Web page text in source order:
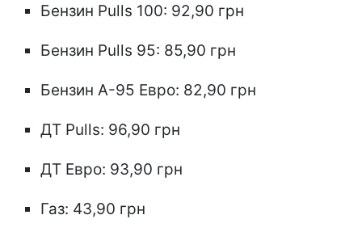
Бензин Pulls 100: 92,90 грн
Бензин Pulls 95: 85,90 грн
Бензин А-95 Евро: 82,90 грн
ДТ Pulls: 96,90 грн
ДТ Евро: 93,90 грн
Газ: 43,90 грн